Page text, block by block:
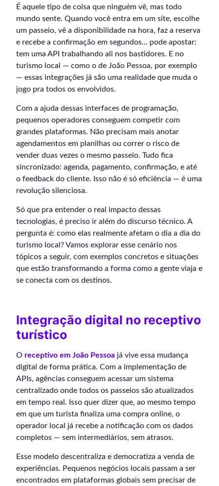
É aquele tipo de coisa que ninguém vê, mas todo
mundo sente. Quando você entra em um site, escolhe
um passeio, vê a disponibilidade na hora, faz a reserva
e recebe a confirmação em segundos… pode apostar:
tem uma API trabalhando ali nos bastidores. E no
turismo local — como o de João Pessoa, por exemplo
— essas integrações já são uma realidade que muda o
jogo pra todos os envolvidos.
Com a ajuda dessas interfaces de programação,
pequenos operadores conseguem competir com
grandes plataformas. Não precisam mais anotar
agendamentos em planilhas ou correr o risco de
vender duas vezes o mesmo passeio. Tudo fica
sincronizado: agenda, pagamento, confirmação, e até
o feedback do cliente. Isso não é só eficiência — é uma
revolução silenciosa.
Só que pra entender o real impacto dessas
tecnologias, é preciso ir além do discurso técnico. A
pergunta é: como elas realmente afetam o dia a dia do
turismo local? Vamos explorar esse cenário nos
tópicos a seguir, com exemplos concretos e situações
que estão transformando a forma como a gente viaja e
se conecta com os destinos.
Integração digital no receptivo
turístico
O receptivo em João Pessoa já vive essa mudança
digital de forma prática. Com a implementação de
APIs, agências conseguem acessar um sistema
centralizado onde todos os passeios são atualizados
em tempo real. Isso quer dizer que, ao mesmo tempo
em que um turista finaliza uma compra online, o
operador local já recebe a notificação com os dados
completos — sem intermediários, sem atrasos.
Esse modelo descentraliza e democratiza a venda de
experiências. Pequenos negócios locais passam a ser
encontrados em plataformas globais sem precisar de